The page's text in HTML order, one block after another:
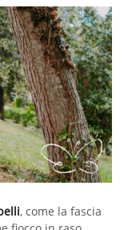
, come la fascia